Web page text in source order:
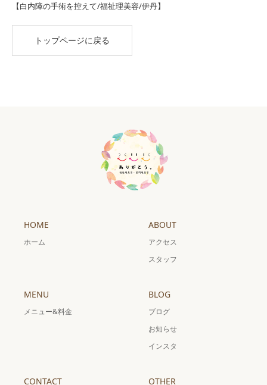
【白内障の手術を控えて/福祉理美容/伊丹】
トップページに戻る
HOME
ホーム
ABOUT
アクセス
スタッフ
MENU
メニュー&料金
BLOG
ブログ
お知らせ
インスタ
CONTACT OTHER